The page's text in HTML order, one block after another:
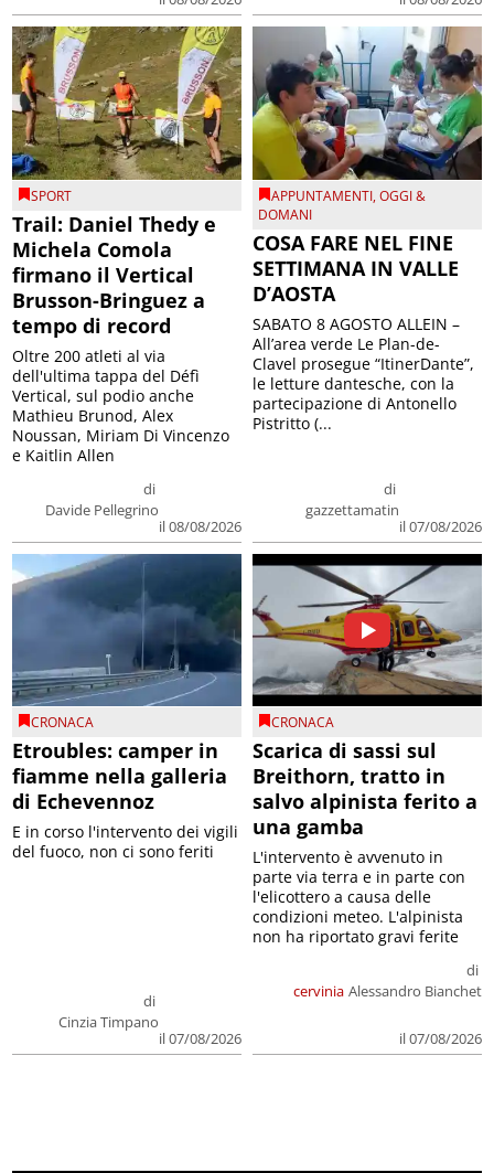
SPORT
Trail: Daniel Thedy e
Michela Comola
firmano il Vertical
Brusson-Bringuez a
tempo di record
di
Davide Pellegrino
il 08/08/2026
Oltre 200 atleti al via
dell'ultima tappa del Défì
Vertical, sul podio anche
Mathieu Brunod, Alex
Noussan, Miriam Di Vincenzo
e Kaitlin Allen
APPUNTAMENTI,OGGI &
DOMANI
COSA FARE NEL FINE
SETTIMANA IN VALLE
D’AOSTA
di
gazzettamatin
il 07/08/2026
SABATO 8 AGOSTO ALLEIN –
All’area verde Le Plan-de-
Clavel prosegue “ItinerDante”,
le letture dantesche, con la
partecipazione di Antonello
Pistritto (...
CRONACA
Etroubles: camper in
fiamme nella galleria
di Echevennoz
di
Cinzia Timpano
il 07/08/2026
E in corso l'intervento dei vigili
del fuoco, non ci sono feriti
CRONACA
Scarica di sassi sul
Breithorn, tratto in
salvo alpinista ferito a
una gamba
cervinia
di
Alessandro Bianchet
il 07/08/2026
L'intervento è avvenuto in
parte via terra e in parte con
l'elicottero a causa delle
condizioni meteo. L'alpinista
non ha riportato gravi ferite